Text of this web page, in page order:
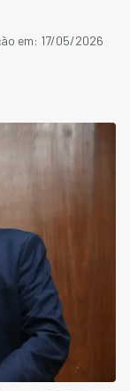
em: 17/05/2026